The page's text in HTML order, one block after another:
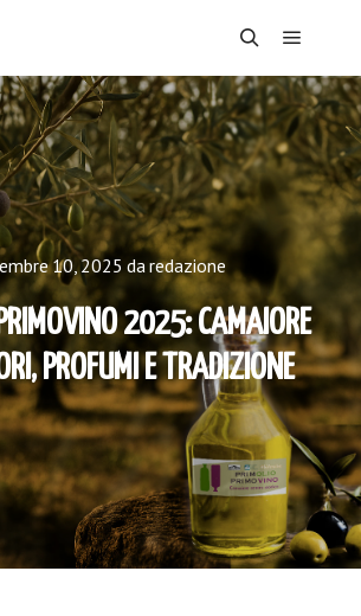
10, 2025 daredazione
2025: CAMAIORE
PROFUMI E TRADIZIONE